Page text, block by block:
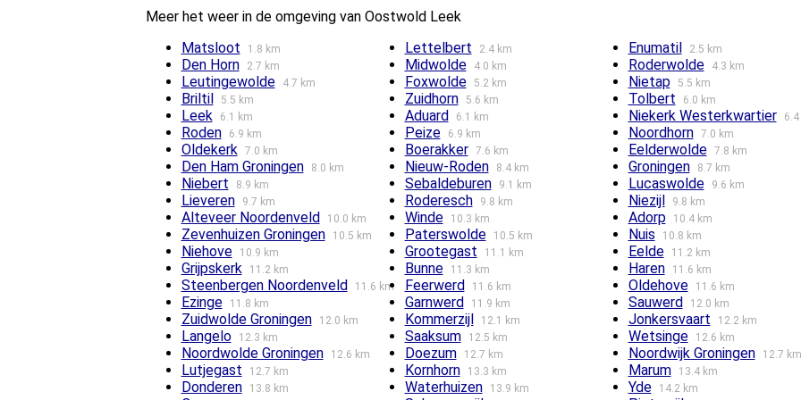
Meer het weer in de omgeving van Oostwold Leek
Matsloot
1.8 km Lettelbert 2.4 km Enumatil 2.5 km
Den Horn 2.7 km Midwolde 4.0 km Roderwolde 4.3 km
Leutingewolde 4.7 km Foxwolde 5.2 km Nietap 5.5 km
Briltil 5.5 km Zuidhorn 5.6 km Tolbert 6.0 km
Leek 6.1 km Aduard 6.1 km Niekerk Westerkwartier
Roden 6.9 km Peize 6.9 km Noordhorn 7.0 km
Oldekerk 7.0 km Boerakker 7.6 km Eelderwolde 7.8 km
Den Ham Groningen 8.0 km Nieuw-Roden 8.4 km Groningen 8.7 km
Niebert 8.9 km Sebaldeburen 9.1 km Lucaswolde 9.6 km
Lieveren 9.7 km Roderesch 9.8 km Niezijl 9.8 km
Alteveer Noordenveld 10.0 km Winde 10.3 km Adorp 10.4 km
Zevenhuizen Groningen 10.5 km Paterswolde 10.5 km Nuis 10.8 km
Niehove 10.9 km Grootegast 11.1 km Eelde 11.2 km
Grijpskerk 11.2 km Bunne 11.3 km Haren 11.6 km
Steenbergen Noordenveld 11.6 km Feerwerd 11.6 km Oldehove 11.6 km
Ezinge 11.8 km Garnwerd 11.9 km Sauwerd 12.0 km
Zuidwolde Groningen 12.0 km Kommerzijl 12.1 km Jonkersvaart 12.2 km
Langelo 12.3 km Saaksum 12.5 km Wetsinge 12.6 km
Noordwolde Groningen 12.6 km Doezum 12.7 km Noordwijk Groningen 12.7 km
Lutjegast 12.7 km Kornhorn 13.3 km Marum 13.4 km
Donderen 13.8 km Waterhuizen 13.9 km Yde 14.2 km